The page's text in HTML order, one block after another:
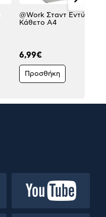
@Work Σταντ Εντύπων
Κάθετο Α4
6,99€
Προσθήκη